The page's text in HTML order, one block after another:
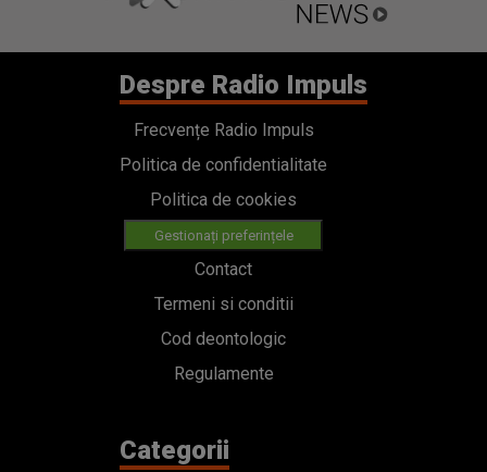
Despre Radio Impuls
Frecvențe Radio Impuls
Politica de confidentialitate
Politica de cookies
Gestionați preferințele
Contact
Termeni si conditii
Cod deontologic
Regulamente
Categorii